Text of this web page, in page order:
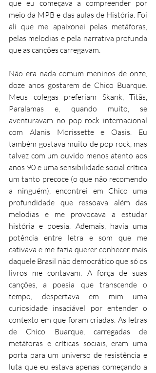
que eu começava a compreender por
meio da MPB e das aulas de História. Foi
ali que me apaixonei pelas metáforas,
pelas melodias e pela narrativa profunda
que as canções carregavam.
Não era nada comum meninos de onze,
doze anos gostarem de Chico Buarque.
Meus colegas preferiam Skank, Titãs,
Paralamas e, quando muito, se
aventuravam no pop rock internacional
com Alanis Morissette e Oasis. Eu
também gostava muito de pop rock, mas
talvez com um ouvido menos atento aos
anos 90 e uma sensibilidade social crítica
um tanto precoce (o que não recomendo
a ninguém), encontrei em Chico uma
profundidade que ressoava além das
melodias e me provocava a estudar
história e poesia. Ademais, havia uma
potência entre letra e som que me
cativava e me fazia querer conhecer mais
daquele Brasil não democrático que só os
livros me contavam. A força de suas
canções, a poesia que transcende o
tempo, despertava em mim uma
curiosidade insaciável por entender o
contexto em que foram criadas. As letras
de Chico Buarque, carregadas de
metáforas e críticas sociais, eram uma
porta para um universo de resistência e
luta que eu estava apenas começando a